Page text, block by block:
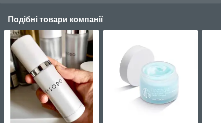
Подібні товари компанії